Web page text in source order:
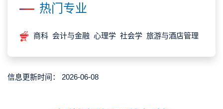
热门专业
商科 会计与金融 心理学 社会学 旅游与酒店管理
信息更新时间： 2026-06-08